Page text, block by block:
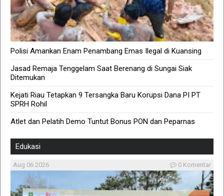
Polisi Amankan Enam Penambang Emas Ilegal di Kuansing
Jasad Remaja Tenggelam Saat Berenang di Sungai Siak
Ditemukan
Kejati Riau Tetapkan 9 Tersangka Baru Korupsi Dana PI PT
SPRH Rohil
Atlet dan Pelatih Demo Tuntut Bonus PON dan Peparnas
Edukasi
Aug 06 2026 0 Komentar